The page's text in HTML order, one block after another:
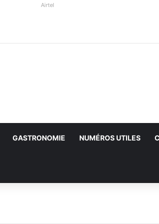
Airtel
GASTRONOMIE NUMÉROS UTILES